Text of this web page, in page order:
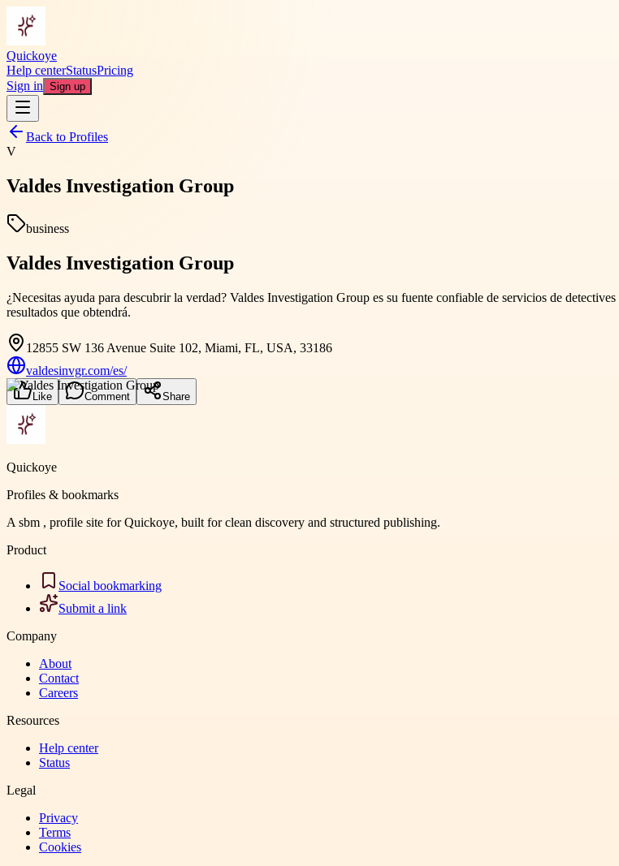
Quickoye
Help centerStatusPricing
Sign in Sign up
Back to Profiles
V
Valdes Investigation Group
business
Valdes Investigation Group
¿Necesitas ayuda para descubrir la verdad? Valdes Investigation Group es su fuente confiable de servicios de
resultados que obtendrá.
12855 SW 136 Avenue Suite 102, Miami, FL, USA, 33186
valdesinvgr.com/es/
Like Comment Share
Quickoye
Profiles & bookmarks
A sbm , profile site for Quickoye, built for clean discovery and structured publishing.
Product
Social bookmarking
Submit a link
Company
About
Contact
Careers
Resources
Help center
Status
Legal
Privacy
Terms
Cookies